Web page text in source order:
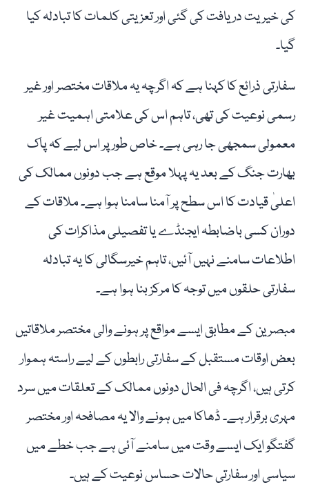
کی خیریت دریافت کی گئی اور تعزیتی کلمات کا تبادلہ کیا
گیا۔
سفارتی ذرائع کا کہنا ہے کہ اگرچہ یہ ملاقات مختصر اور غیر
رسمی نوعیت کی تھی، تاہم اس کی علامتی اہمیت غیر
معمولی سمجھی جا رہی ہے۔ خاص طور پر اس لیے کہ پاک
بھارت جنگ کے بعد یہ پہلا موقع ہے جب دونوں ممالک کی
اعلیٰ قیادت کا اس سطح پر آمنا سامنا ہوا ہے۔ ملاقات کے
دوران کسی باضابطہ ایجنڈے یا تفصیلی مذاکرات کی
اطلاعات سامنے نہیں آئیں، تاہم خیرسگالی کا یہ تبادلہ
سفارتی حلقوں میں توجہ کا مرکز بنا ہوا ہے۔
مبصرین کے مطابق ایسے مواقع پر ہونے والی مختصر ملاقاتیں
بعض اوقات مستقبل کے سفارتی رابطوں کے لیے راستہ ہموار
کرتی ہیں، اگرچہ فی الحال دونوں ممالک کے تعلقات میں سرد
مہری برقرار ہے۔ ڈھاکا میں ہونے والا یہ مصافحہ اور مختصر
گفتگو ایک ایسے وقت میں سامنے آئی ہے جب خطے میں
سیاسی اور سفارتی حالات حساس نوعیت کے ہیں۔